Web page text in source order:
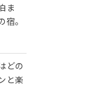
ま
宿。
どの
と楽